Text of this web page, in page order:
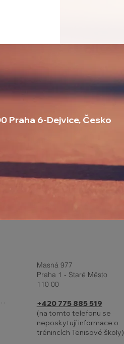
Praha 6-Dejvice, Česko
A STORNA
Masná 977
Praha 1 - Staré Město
110 00
+420 775 885 519
(na tomto telefonu se
neposkytují informace o
trénincích Tenisové školy)